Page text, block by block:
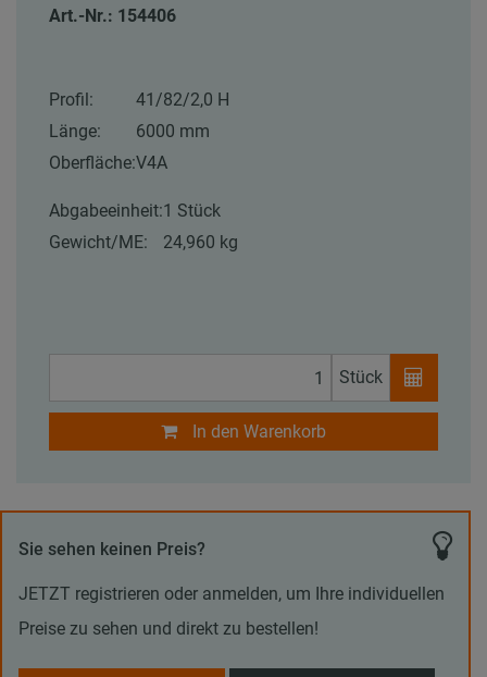
Art.-Nr.: 154406
Profil:
41/82/2,0 H
Länge:
6000 mm
Oberfläche:V4A
Abgabeeinheit:1 Stück
Gewicht/ME:
24,960 kg
Stück
In den Warenkorb
Sie sehen keinen Preis?
JETZT registrieren oder anmelden, um Ihre individuellen
Preise zu sehen und direkt zu bestellen!